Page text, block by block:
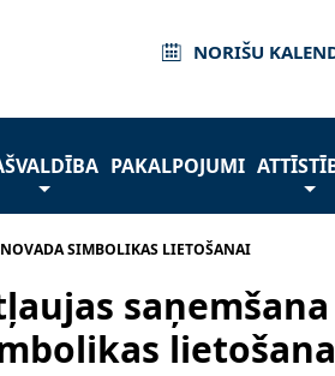
NORIŠU
PAKALPOJUMI
SIMBOLIKAS LIETOŠANAI